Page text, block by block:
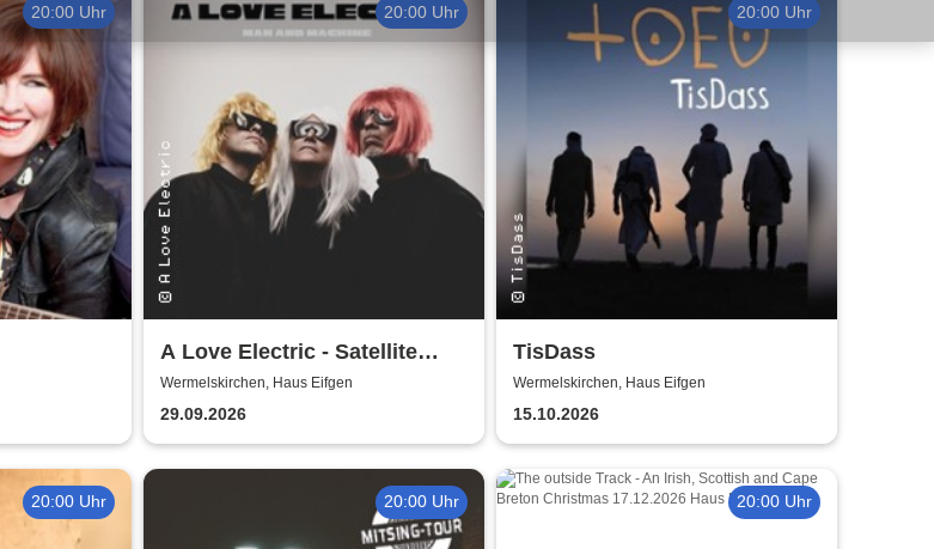
20:00 Uhr 20:00 Uhr
A Love Electric - Satellite
Jazz - New Perspectives in
Jazz
Wermelskirchen, Haus Eifgen
29.09.2026
20:00 Uhr
TisDass
Wermelskirchen, Haus Eifgen
15.10.2026
20:00 Uhr 20:00 Uhr 20:00 Uhr